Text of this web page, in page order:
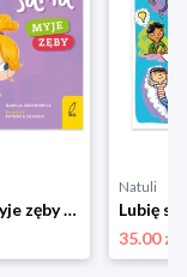
Hela sama myje zęby Wilga
Natuli
Lubię
35.00 zł